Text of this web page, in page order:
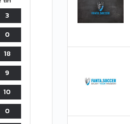
3
0
18
9
10
0